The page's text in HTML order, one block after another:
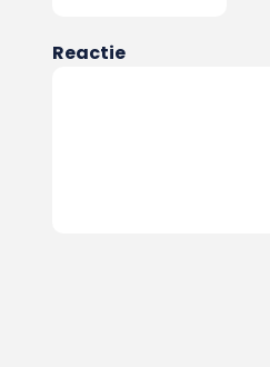
Reactie